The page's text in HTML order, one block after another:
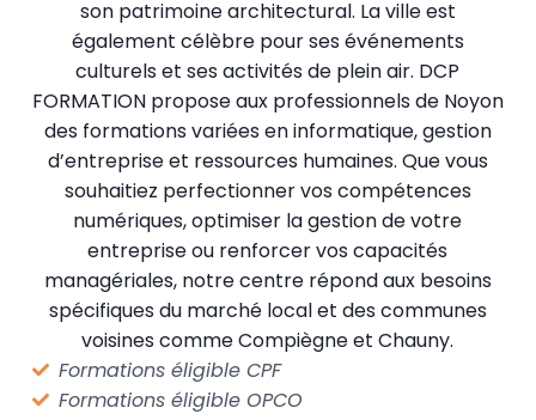
son patrimoine architectural. La ville est
également célèbre pour ses événements
culturels et ses activités de plein air. DCP
FORMATION propose aux professionnels de Noyon
des formations variées en informatique, gestion
d’entreprise et ressources humaines. Que vous
souhaitiez perfectionner vos compétences
numériques, optimiser la gestion de votre
entreprise ou renforcer vos capacités
managériales, notre centre répond aux besoins
spécifiques du marché local et des communes
voisines comme Compiègne et Chauny.
Formations éligible CPF
Formations éligible OPCO